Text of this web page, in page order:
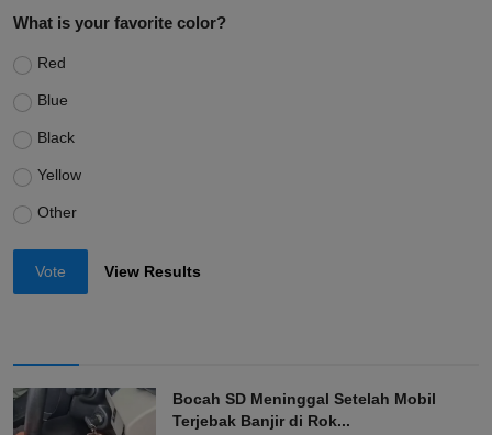
What is your favorite color?
Red
Blue
Black
Yellow
Other
Vote View Results
Bocah SD Meninggal Setelah Mobil
Terjebak Banjir di Rok...